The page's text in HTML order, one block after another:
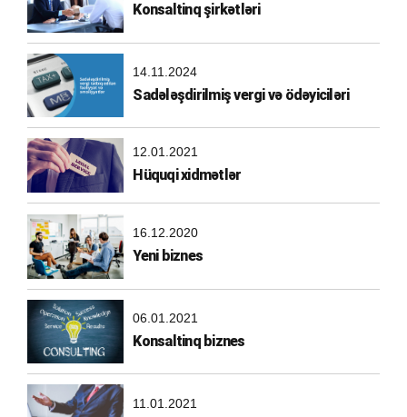
Konsaltinq şirkətləri
14.11.2024
Sadələşdirilmiş vergi və ödəyiciləri
12.01.2021
Hüquqi xidmətlər
16.12.2020
Yeni biznes
06.01.2021
Konsaltinq biznes
11.01.2021